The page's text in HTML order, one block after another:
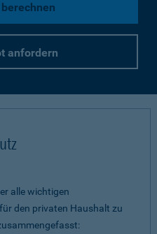
anfordern
alle wichtigen
den privaten Haushalt zu